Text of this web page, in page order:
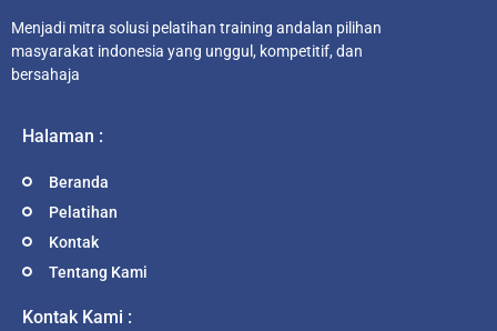
Menjadi mitra solusi pelatihan training andalan pilihan
masyarakat indonesia yang unggul, kompetitif, dan
bersahaja
Halaman :
Beranda
Pelatihan
Kontak
Tentang Kami
Kontak Kami :